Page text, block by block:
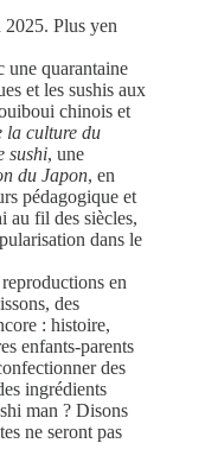
2025. Plus yen
une quarantaine
et les sushis aux
chinois et
la culture du
sushi, une
du Japon, en
pédagogique et
au fil des siècles,
dans le
en
des
: histoire,
enfants-parents
des
ingrédients
man ? Disons
ne seront pas